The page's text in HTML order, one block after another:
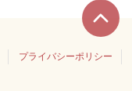
プライバシーポリシー